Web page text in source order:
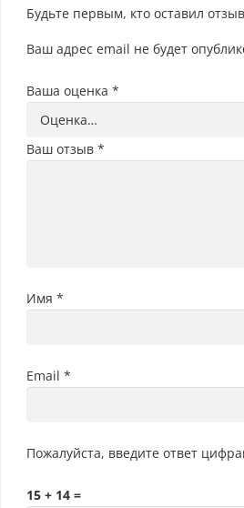
Будьте первым, кто оставил
Ваш адрес email не будет
Ваша оценка *
Ваш отзыв *
Имя *
Email *
Пожалуйста, введите ответ
15 + 14 =